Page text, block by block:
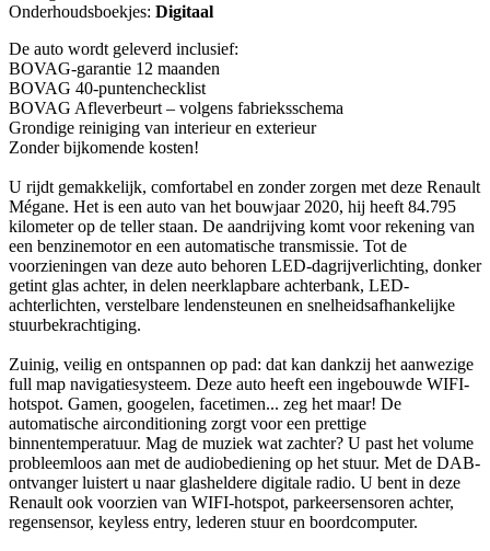
Onderhoudsboekjes: Digitaal
De auto wordt geleverd inclusief:
BOVAG-garantie 12 maanden
BOVAG 40-puntenchecklist
BOVAG Afleverbeurt – volgens fabrieksschema
Grondige reiniging van interieur en exterieur
Zonder bijkomende kosten!
U rijdt gemakkelijk, comfortabel en zonder zorgen met deze Renault
Mégane. Het is een auto van het bouwjaar 2020, hij heeft 84.795
kilometer op de teller staan. De aandrijving komt voor rekening van
een benzinemotor en een automatische transmissie. Tot de
voorzieningen van deze auto behoren LED-dagrijverlichting, donker
getint glas achter, in delen neerklapbare achterbank, LED-
achterlichten, verstelbare lendensteunen en snelheidsafhankelijke
stuurbekrachtiging.
Zuinig, veilig en ontspannen op pad: dat kan dankzij het aanwezige
full map navigatiesysteem. Deze auto heeft een ingebouwde WIFI-
hotspot. Gamen, googelen, facetimen... zeg het maar! De
automatische airconditioning zorgt voor een prettige
binnentemperatuur. Mag de muziek wat zachter? U past het volume
probleemloos aan met de audiobediening op het stuur. Met de DAB-
ontvanger luistert u naar glasheldere digitale radio. U bent in deze
Renault ook voorzien van WIFI-hotspot, parkeersensoren achter,
regensensor, keyless entry, lederen stuur en boordcomputer.